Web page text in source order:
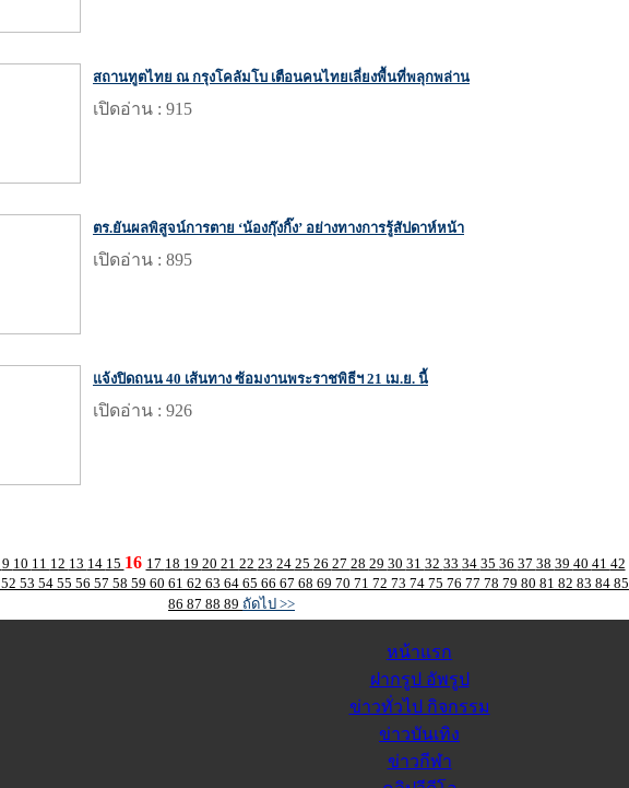
สถานทูตไทย ณ กรุงโคลัมโบ เตือนคนไทยเลี่ยงพื้นที่พลุกพล่าน
เปิดอ่าน : 915
ตร.ยันผลพิสูจน์การตาย ‘น้องกุ๊งกิ๊ง’ อย่างทางการรู้สัปดาห์หน้า
เปิดอ่าน : 895
แจ้งปิดถนน 40 เส้นทาง ซ้อมงานพระราชพิธีฯ 21 เม.ย. นี้
เปิดอ่าน : 926
9 10 11 12 13 14 15 16 17 18 19 20 21 22 23 24 25 26 27 28 29 30 31 32 33 34 35 36 37 38 39 40 41 42
52 53 54 55 56 57 58 59 60 61 62 63 64 65 66 67 68 69 70 71 72 73 74 75 76 77 78 79 80 81 82 83 84 85
86 87 88 89 ถัดไป >>
หน้าแรก
ฝากรูป อัพรูป
ข่าวทั่วไป กิจกรรม
ข่าวบันเทิง
ข่าวกีฬา